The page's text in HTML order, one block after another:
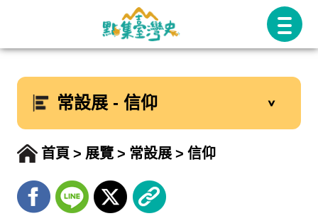
常設展 - 信仰
首頁 展覽 常設展 信仰